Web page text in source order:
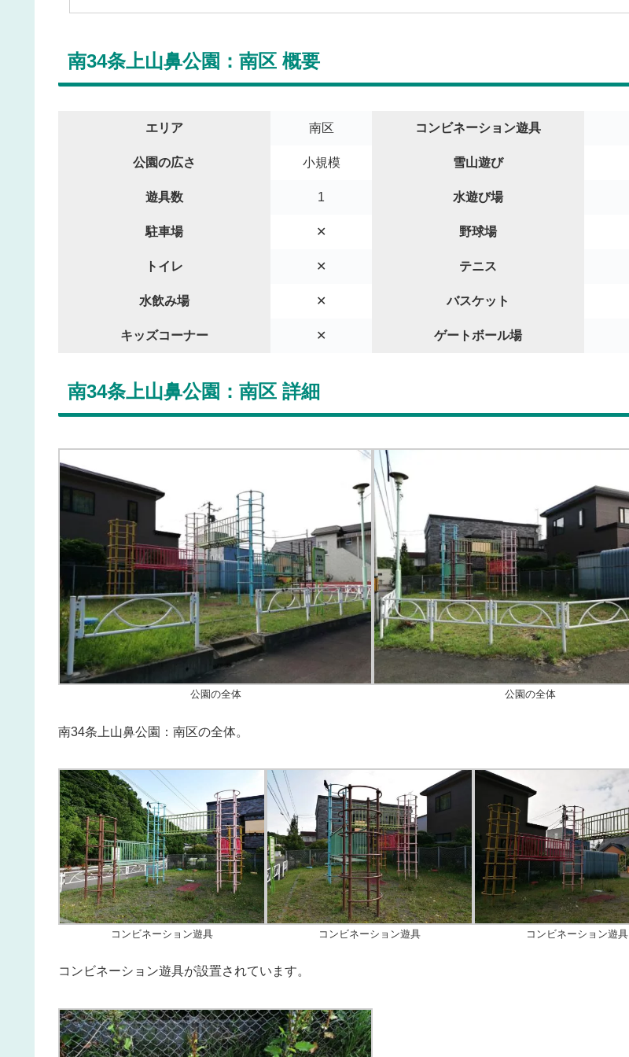
南34条上山鼻公園：南区 概要
エリア 南区 コンビネーション遊具
公園の広さ 小規模 雪山遊び
遊具数 1 水遊び場
駐車場 ✕ 野球場
トイレ ✕ テニス
水飲み場 ✕ バスケット
キッズコーナー ✕ ゲートボール場
南34条上山鼻公園：南区 詳細
公園の全体 公園の全体
南34条上山鼻公園：南区の全体。
コンビネーション遊具 コンビネーション遊具 コンビネーション遊具
コンビネーション遊具が設置されています。